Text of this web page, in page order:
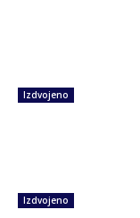
Izdvojeno
Izdvojeno